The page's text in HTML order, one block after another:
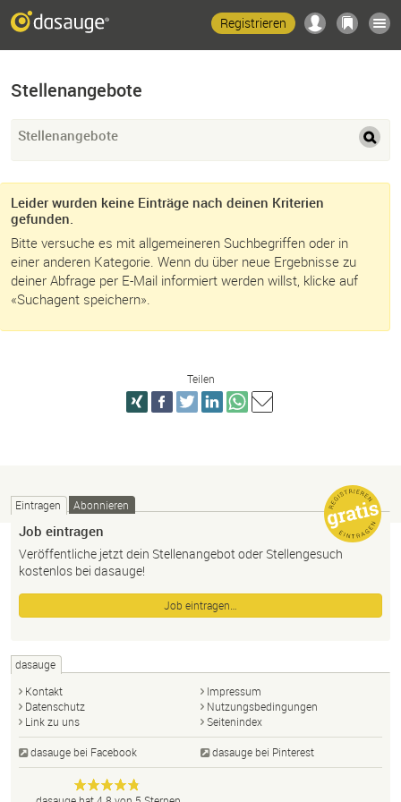
Registrieren
Stellenangebote
Stellenangebote
Leider wurden keine Einträge nach deinen Kriterien
gefunden.
Bitte versuche es mit allgemeineren Suchbegriffen oder in
einer anderen Kategorie. Wenn du über neue Ergebnisse zu
deiner Abfrage per E-Mail informiert werden willst, klicke auf
«Suchagent speichern».
Teilen
Eintragen Abonnieren
Job eintragen
Veröffentliche jetzt dein Stellenangebot oder Stellengesuch
kostenlos bei dasauge!
Job eintragen…
dasauge
Kontakt
Impressum
Datenschutz
Nutzungsbedingungen
Link zu uns
Seitenindex
dasauge bei Facebook dasauge bei Pinterest